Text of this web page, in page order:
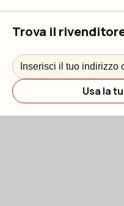
Trova il
Usa la